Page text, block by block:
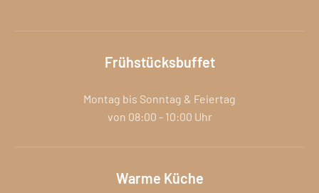
Frühstücksbuffet
Montag bis Sonntag & Feiertag
von 08:00 -10:00 Uhr
Warme Küche